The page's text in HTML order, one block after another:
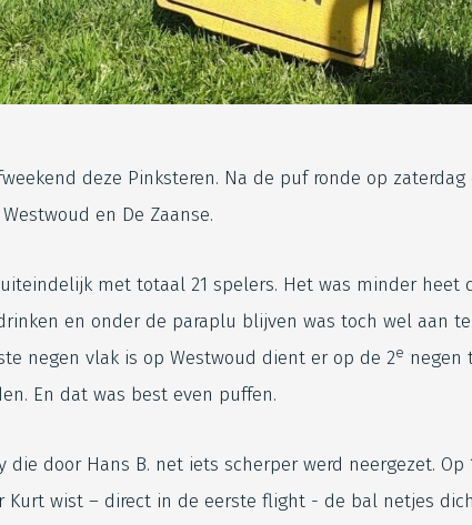
deze Pinksteren. Na de puf ronde op
en De Zaanse.
met totaal 21 spelers. Het was minder heet
en onder de paraplu blijven was toch wel aan
negen vlak is op Westwoud dient er op de 2e negen
En dat was best even puffen.
die door Hans B. net iets scherper werd neergezet. Op
Kurt wist – direct in de eerste flight - de bal netjes